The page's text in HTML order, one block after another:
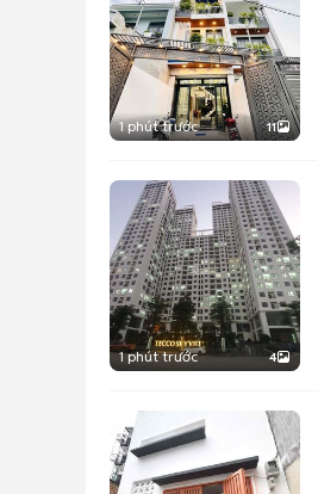
1 phút trước 11
1 phút trước 4